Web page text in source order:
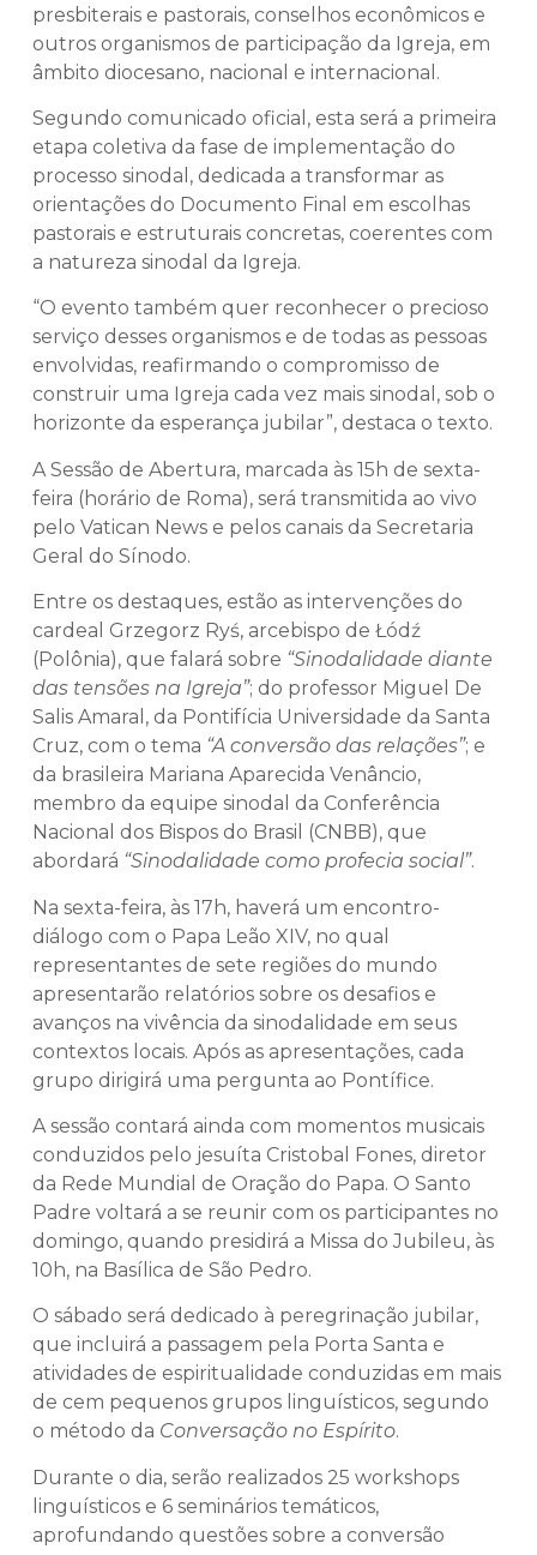
presbiterais e pastorais, conselhos econômicos e
outros organismos de participação da Igreja, em
âmbito diocesano, nacional e internacional.
Segundo comunicado oficial, esta será a primeira
etapa coletiva da fase de implementação do
processo sinodal, dedicada a transformar as
orientações do Documento Final em escolhas
pastorais e estruturais concretas, coerentes com
a natureza sinodal da Igreja.
“O evento também quer reconhecer o precioso
serviço desses organismos e de todas as pessoas
envolvidas, reafirmando o compromisso de
construir uma Igreja cada vez mais sinodal, sob o
horizonte da esperança jubilar”, destaca o texto.
A Sessão de Abertura, marcada às 15h de sexta-
feira (horário de Roma), será transmitida ao vivo
pelo Vatican News e pelos canais da Secretaria
Geral do Sínodo.
Entre os destaques, estão as intervenções do
cardeal Grzegorz Ryś, arcebispo de Łódź
(Polônia), que falará sobre “Sinodalidade diante
das tensões na Igreja”; do professor Miguel De
Salis Amaral, da Pontifícia Universidade da Santa
Cruz, com o tema “A conversão das relações”; e
da brasileira Mariana Aparecida Venâncio,
membro da equipe sinodal da Conferência
Nacional dos Bispos do Brasil (CNBB), que
abordará “Sinodalidade como profecia social”.
Na sexta-feira, às 17h, haverá um encontro-
diálogo com o Papa Leão XIV, no qual
representantes de sete regiões do mundo
apresentarão relatórios sobre os desafios e
avanços na vivência da sinodalidade em seus
contextos locais. Após as apresentações, cada
grupo dirigirá uma pergunta ao Pontífice.
A sessão contará ainda com momentos musicais
conduzidos pelo jesuíta Cristobal Fones, diretor
da Rede Mundial de Oração do Papa. O Santo
Padre voltará a se reunir com os participantes no
domingo, quando presidirá a Missa do Jubileu, às
10h, na Basílica de São Pedro.
O sábado será dedicado à peregrinação jubilar,
que incluirá a passagem pela Porta Santa e
atividades de espiritualidade conduzidas em mais
de cem pequenos grupos linguísticos, segundo
o método da Conversação no Espírito.
Durante o dia, serão realizados 25 workshops
linguísticos e 6 seminários temáticos,
aprofundando questões sobre a conversão